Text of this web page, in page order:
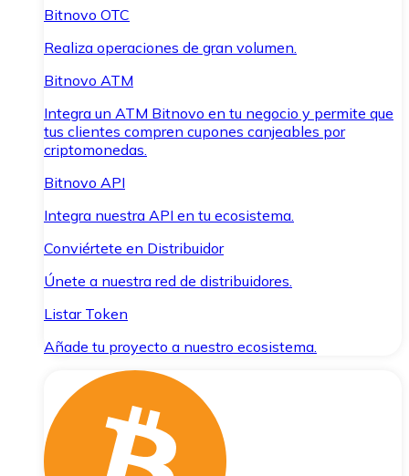
Bitnovo OTC
Realiza operaciones de gran volumen.
Bitnovo ATM
Integra un ATM Bitnovo en tu negocio y permite que
tus clientes compren cupones canjeables por
criptomonedas.
Bitnovo API
Integra nuestra API en tu ecosistema.
Conviértete en Distribuidor
Únete a nuestra red de distribuidores.
Listar Token
Añade tu proyecto a nuestro ecosistema.